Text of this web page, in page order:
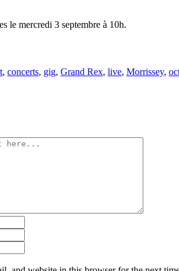
le mercredi 3 septembre à 10h.
, concerts, gig, Grand Rex, live, Morrissey,